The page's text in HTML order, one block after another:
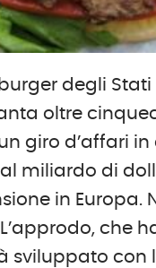
degli
oltre
giro d’affari
miliardo di
in Europa.
che
sviluppato